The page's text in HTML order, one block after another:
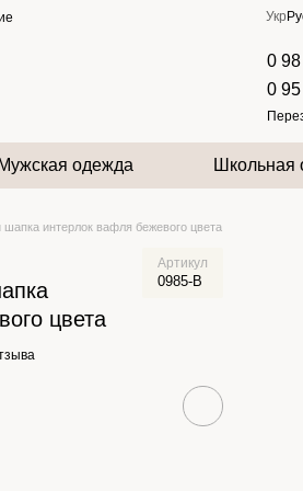
Укр
0
0
одежда Школьная
интерлок вафля бежевого цвета
цвета
Артикул
0985-B